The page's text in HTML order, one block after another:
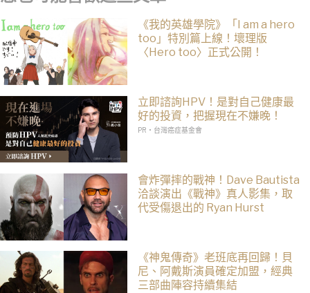
《我的英雄學院》「I am a hero
too」特別篇上線！壞理版
〈Hero too〉正式公開！
立即諮詢HPV！是對自己健康最
好的投資，把握現在不嫌晚！
PR・台灣癌症基金會
會炸彈摔的戰神！Dave Bautista
洽談演出《戰神》真人影集，取
代受傷退出的 Ryan Hurst
《神鬼傳奇》老班底再回歸！貝
尼、阿戴斯演員確定加盟，經典
三部曲陣容持續集結